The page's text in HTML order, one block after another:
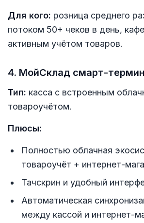
Для кого: розница среднего
потоком 50+ чеков в день,
активным учётом товаров.
4. МойСклад смарт-
Тип: касса с встроенным
товароучётом.
Плюсы:
Полностью облачная
товароучёт + интернет-
Тачскрин и удобный
Автоматическая
между кассой и интернет-